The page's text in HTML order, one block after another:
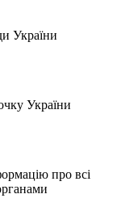
України
України
про всі